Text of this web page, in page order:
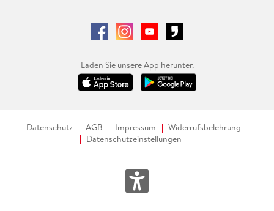
Laden Sie unsere App herunter.
Datenschutz AGB Impressum
Widerrufsbelehrung
Datenschutzeinstellungen